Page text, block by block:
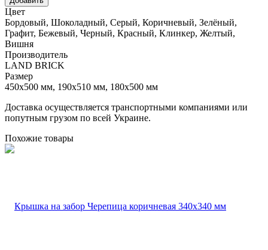
Цвет
Бордовый, Шоколадный, Серый, Коричневый, Зелёный,
Графит, Бежевый, Черный, Красный, Клинкер, Желтый,
Вишня
Производитель
LAND BRICK
Размер
450х500 мм, 190х510 мм, 180х500 мм
Доставка осуществляется транспортными компаниями или
попутным грузом по всей Украине.
Похожие товары